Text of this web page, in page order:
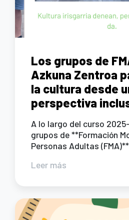
Los grupos de
Azkuna Zentroa
la cultura desde
perspectiva
A lo largo del curso
grupos de **Formación
Personas Adultas
Leer más